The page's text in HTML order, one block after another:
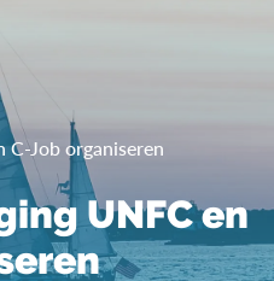
C-Job organiseren
UNFC en